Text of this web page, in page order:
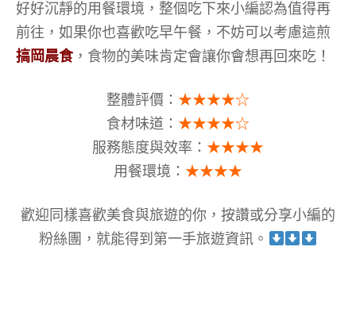
好好沉靜的用餐環境，整個吃下來小編認為值得再
前往，如果你也喜歡吃早午餐，不妨可以考慮這煎
搞岡晨食，食物的美味肯定會讓你會想再回來吃！
整體評價： ★★★★☆
食材味道： ★★★★☆
服務態度與效率： ★★★★
用餐環境： ★★★★
歡迎同樣喜歡美食與旅遊的你，按讚或分享小編的
粉絲團，就能得到第一手旅遊資訊 。